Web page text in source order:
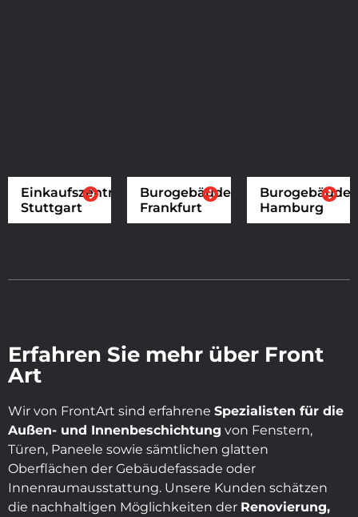
Einkaufszentrum
Stuttgart
Burogebäude
Frankfurt
Burogebäude
Hamburg
Erfahren Sie mehr über Front
Art
Wir von FrontArt sind erfahrene Spezialisten für die
Außen- und Innenbeschichtung von Fenstern,
Türen, Paneele sowie sämtlichen glatten
Oberflächen der Gebäudefassade oder
Innenraumausstattung. Unsere Kunden schätzen
die nachhaltigen Möglichkeiten der Renovierung,